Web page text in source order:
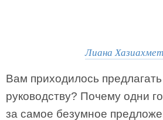
Лиана
Вам приходилось
руководству? Почему одни
за самое безумное